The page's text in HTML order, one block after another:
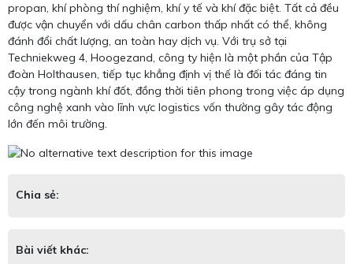
propan, khí phòng thí nghiệm, khí y tế và khí đặc biệt. Tất cả đều
được vận chuyển với dấu chân carbon thấp nhất có thể, không
đánh đổi chất lượng, an toàn hay dịch vụ. Với trụ sở tại
Techniekweg 4, Hoogezand, công ty hiện là một phần của Tập
đoàn Holthausen, tiếp tục khẳng định vị thế là đối tác đáng tin
cậy trong ngành khí đốt, đồng thời tiên phong trong việc áp dụng
công nghệ xanh vào lĩnh vực logistics vốn thường gây tác động
lớn đến môi trường.
Chia sẻ:
Bài viết khác: